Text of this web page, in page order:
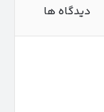
دیدگاه ها